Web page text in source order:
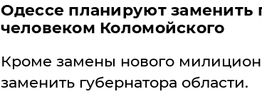
Одессе планируют заменить
человеком Коломойского
Кроме замены нового
заменить губернатора области.